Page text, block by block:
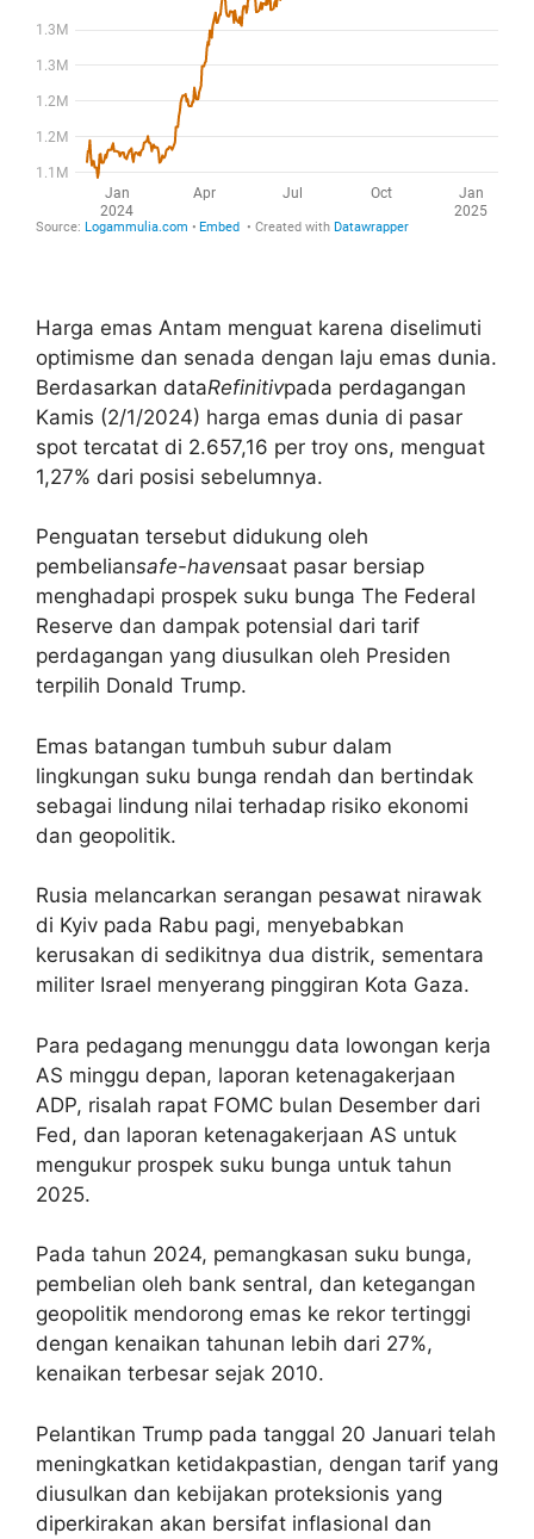
Harga emas Antam menguat karena diselimuti
optimisme dan senada dengan laju emas dunia.
Berdasarkan dataRefinitivpada perdagangan
Kamis (2/1/2024) harga emas dunia di pasar
spot tercatat di 2.657,16 per troy ons, menguat
1,27% dari posisi sebelumnya.
Penguatan tersebut didukung oleh
pembeliansafe-havensaat pasar bersiap
menghadapi prospek suku bunga The Federal
Reserve dan dampak potensial dari tarif
perdagangan yang diusulkan oleh Presiden
terpilih Donald Trump.
Emas batangan tumbuh subur dalam
lingkungan suku bunga rendah dan bertindak
sebagai lindung nilai terhadap risiko ekonomi
dan geopolitik.
Rusia melancarkan serangan pesawat nirawak
di Kyiv pada Rabu pagi, menyebabkan
kerusakan di sedikitnya dua distrik, sementara
militer Israel menyerang pinggiran Kota Gaza.
Para pedagang menunggu data lowongan kerja
AS minggu depan, laporan ketenagakerjaan
ADP, risalah rapat FOMC bulan Desember dari
Fed, dan laporan ketenagakerjaan AS untuk
mengukur prospek suku bunga untuk tahun
2025.
Pada tahun 2024, pemangkasan suku bunga,
pembelian oleh bank sentral, dan ketegangan
geopolitik mendorong emas ke rekor tertinggi
dengan kenaikan tahunan lebih dari 27%,
kenaikan terbesar sejak 2010.
Pelantikan Trump pada tanggal 20 Januari telah
meningkatkan ketidakpastian, dengan tarif yang
diusulkan dan kebijakan proteksionis yang
diperkirakan akan bersifat inflasional dan